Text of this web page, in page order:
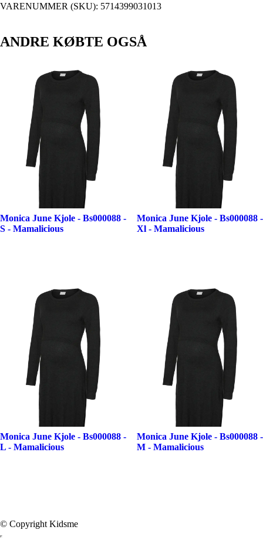
VARENUMMER (SKU): 5714399031013
ANDRE KØBTE OGSÅ
Monica June Kjole - Bs000088 -
S - Mamalicious
Monica June Kjole - Bs000088 -
Xl - Mamalicious
Monica June Kjole - Bs000088 -
L - Mamalicious
Monica June Kjole - Bs000088 -
M - Mamalicious
© Copyright Kidsme